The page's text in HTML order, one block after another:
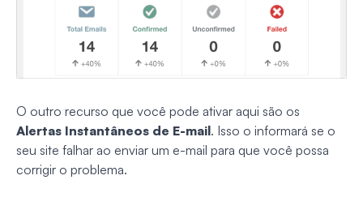
O outro recurso que você pode ativar aqui são os
Alertas Instantâneos de E-mail. Isso o informará se o
seu site falhar ao enviar um e-mail para que você possa
corrigir o problema.